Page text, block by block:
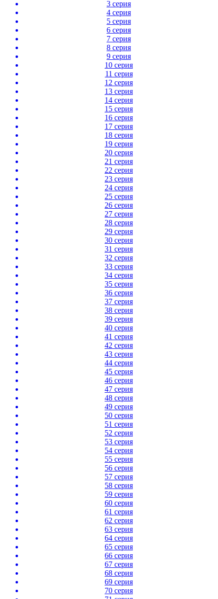
3 серия
4 серия
5 серия
6 серия
7 серия
8 серия
9 серия
10 серия
11 серия
12 серия
13 серия
14 серия
15 серия
16 серия
17 серия
18 серия
19 серия
20 серия
21 серия
22 серия
23 серия
24 серия
25 серия
26 серия
27 серия
28 серия
29 серия
30 серия
31 серия
32 серия
33 серия
34 серия
35 серия
36 серия
37 серия
38 серия
39 серия
40 серия
41 серия
42 серия
43 серия
44 серия
45 серия
46 серия
47 серия
48 серия
49 серия
50 серия
51 серия
52 серия
53 серия
54 серия
55 серия
56 серия
57 серия
58 серия
59 серия
60 серия
61 серия
62 серия
63 серия
64 серия
65 серия
66 серия
67 серия
68 серия
69 серия
70 серия